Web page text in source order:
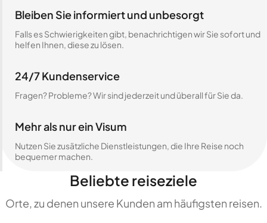
Bleiben Sie informiert und unbesorgt
Falls es Schwierigkeiten gibt, benachrichtigen wir Sie sofort und
helfen Ihnen, diese zu lösen.
24/7 Kundenservice
Fragen? Probleme? Wir sind jederzeit und überall für Sie da.
Mehr als nur ein Visum
Nutzen Sie zusätzliche Dienstleistungen, die Ihre Reise noch
bequemer machen.
Beliebte reiseziele
Orte, zu denen unsere Kunden am häufigsten reisen.